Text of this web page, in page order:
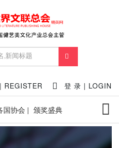
REGISTER 登 录 | LOGIN
国协会 | 颁奖盛典